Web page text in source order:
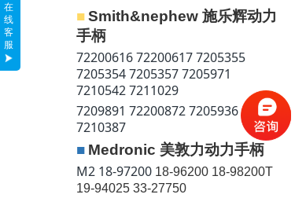
■ Smith&nephew 施乐辉动力
手柄
72200616 72200617 7205355
7205354 7205357 7205971
7210542 7211029
7209891 72200872 7205936
7210387
■ Medronic 美敦力动力手柄
M2 18-9720018-96200 18-98200T
19-94025 33-27750
在
线
客
服